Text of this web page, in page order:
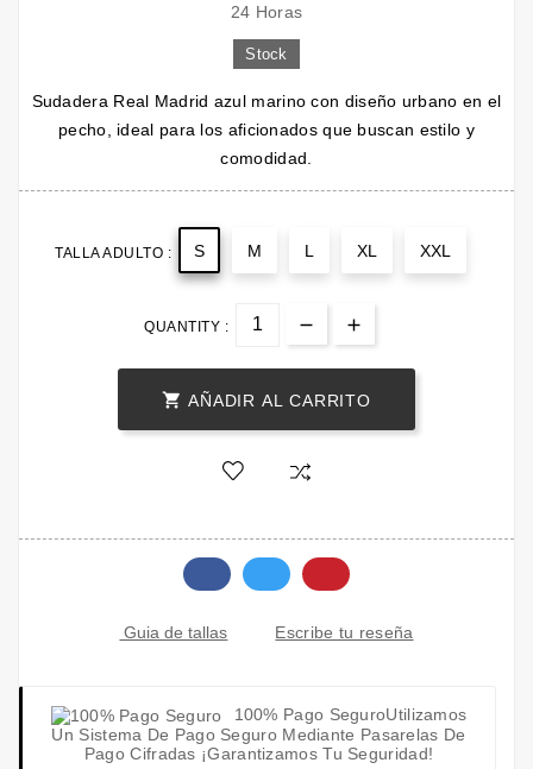
24 Horas
Stock
Sudadera Real Madrid azul marino con diseño urbano en el
pecho, ideal para los aficionados que buscan estilo y
comodidad.
TALLA ADULTO : S M L XL XXL
QUANTITY :
 AÑADIR AL CARRITO
Guia de tallas Escribe tu reseña
100% Pago SeguroUtilizamos
Un Sistema De Pago Seguro Mediante Pasarelas De
Pago Cifradas ¡Garantizamos Tu Seguridad!